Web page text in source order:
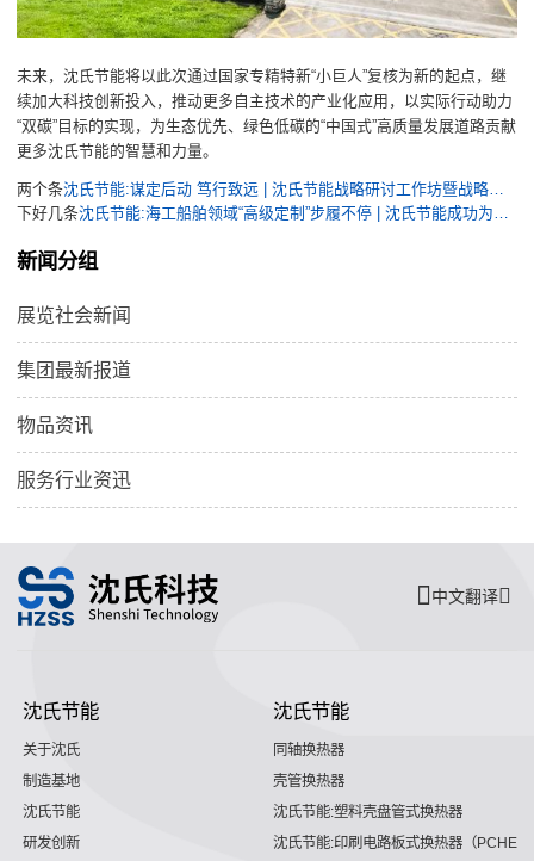
未来，沈氏节能将以此次通过国家专精特新“小巨人”复核为新的起点，继
续加大科技创新投入，推动更多自主技术的产业化应用，以实际行动助力
“双碳”目标的实现，为生态优先、绿色低碳的“中国式”高质量发展道路贡献
更多沈氏节能的智慧和力量。
两个条
沈氏节能:谋定后动 笃行致远 | 沈氏节能战略研讨工作坊暨战略规划培训启动会召开
下好几条
沈氏节能:海工船舶领域“高级定制”步履不停 | 沈氏节能成功为国内第二大海洋油气平台交付高效热管理解决方案
新闻分组
展览社会新闻
集团最新报道
物品资讯
服务行业资迅
中文翻译
沈氏节能
关于沈氏
制造基地
沈氏节能
研发创新
沈氏节能
同轴换热器
壳管换热器
沈氏节能:塑料壳盘管式换热器
沈氏节能:印刷电路板式换热器（PCHE）